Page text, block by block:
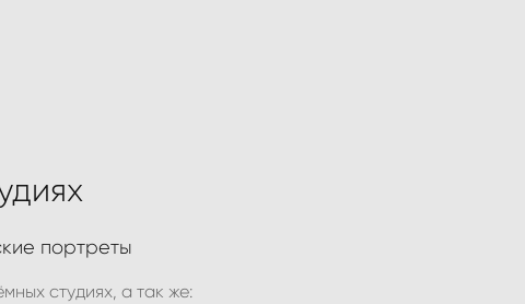
портреты
студиях, а так же: